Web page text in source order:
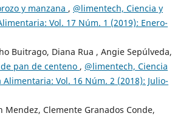
y manzana , @limentech, Ciencia y
Vol. 17 Núm. 1 (2019): Enero-
Buitrago, Diana Rua , Angie Sepúlveda,
pan de centeno , @limentech, Ciencia
Alimentaria: Vol. 16 Núm. 2 (2018): Julio-
Mendez, Clemente Granados Conde,